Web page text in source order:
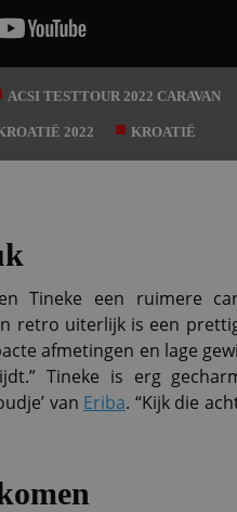
ACSI TESTTOUR 2022 CARAVAN
2022 KROATIË
Tineke een ruimere
retro uiterlijk is een
afmetingen en lage
Tineke is erg
van Eriba. “Kijk die